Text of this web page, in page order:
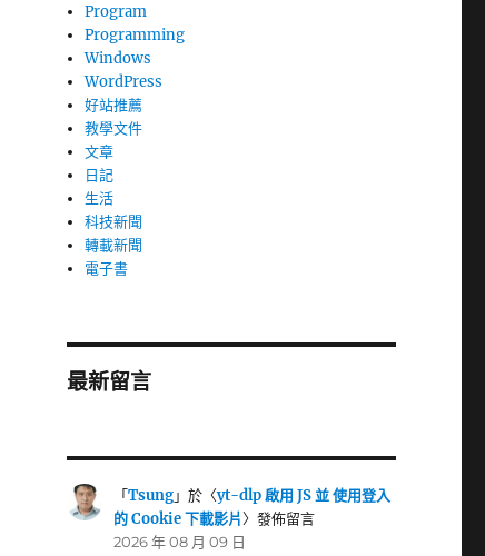
Program
Programming
Windows
WordPress
好站推薦
教學文件
文章
日記
生活
科技新聞
轉載新聞
電子書
最新留言
「Tsung」於〈yt-dlp 啟用 JS 並 使用登入
的 Cookie 下載影片〉發佈留言
2026 年 08 月 09 日